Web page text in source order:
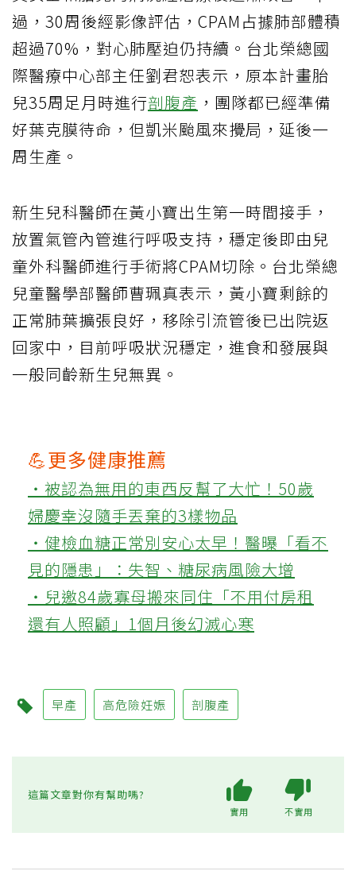
過，30周後經影像評估，CPAM占據肺部體積
超過70%，對心肺壓迫仍持續。台北榮總國
際醫療中心部主任劉君恕表示，原本計畫胎
兒35周足月時進行剖腹產 ，團隊都已經準備
好葉克膜待命，但凱米颱風來攪局，延後一
周生產。
新生兒科醫師在黃小寶出生第一時間接手，
放置氣管內管進行呼吸支持，穩定後即由兒
童外科醫師進行手術將CPAM切除。台北榮總
兒童醫學部醫師曹珮真表示，黃小寶剩餘的
正常肺葉擴張良好，移除引流管後已出院返
回家中，目前呼吸狀況穩定，進食和發展與
一般同齡新生兒無異。
💪更多健康推薦
‧被認為無用的東西反幫了大忙！50歲
婦慶幸沒隨手丟棄的3樣物品
‧健檢血糖正常別安心太早！醫曝「看不
見的隱患」：失智、糖尿病風險大增
‧兒邀84歲寡母搬來同住「不用付房租
還有人照顧」1個月後幻滅心寒
早產 高危險妊娠 剖腹產
這篇文章對你有幫助嗎?
實用 不實用